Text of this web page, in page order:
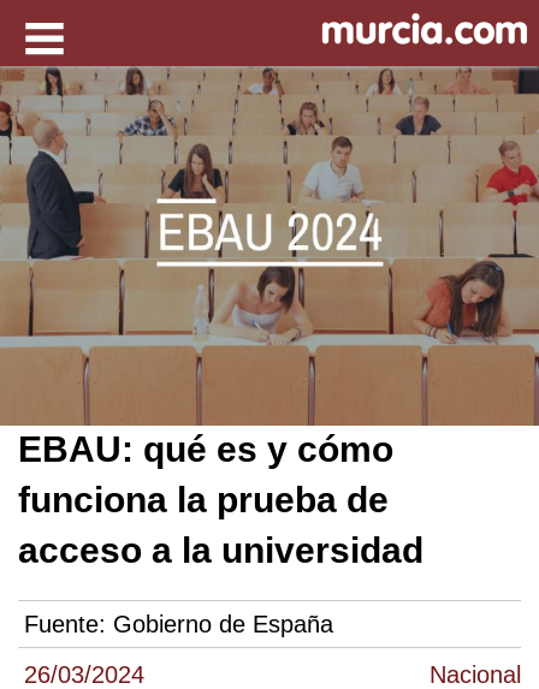
26/03/2024 Nacional
EBAU: qué es y cómo
funciona la prueba de
acceso a la universidad
Fuente: Gobierno de España